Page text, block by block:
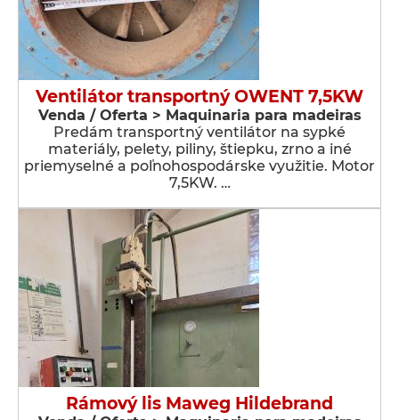
Ventilátor transportný OWENT 7,5KW
Venda / Oferta > Maquinaria para madeiras
Predám transportný ventilátor na sypké
materiály, pelety, piliny, štiepku, zrno a iné
priemyselné a poľnohospodárske využitie. Motor
7,5KW. …
Rámový lis Maweg Hildebrand